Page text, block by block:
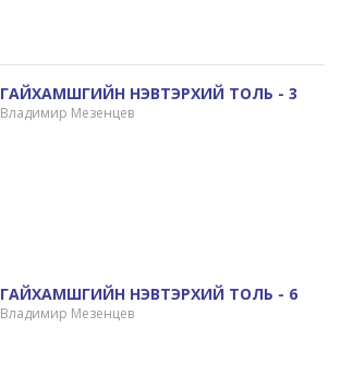
ГАЙХАМШГИЙН НЭВТЭРХИЙ ТОЛЬ - 3
Владимир Мезенцев
ГАЙХАМШГИЙН НЭВТЭРХИЙ ТОЛЬ - 6
Владимир Мезенцев